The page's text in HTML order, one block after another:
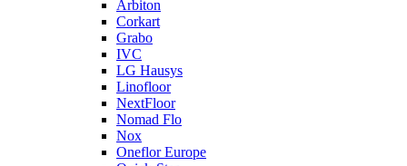
Arbiton
Corkart
Grabo
IVC
LG Hausys
Linofloor
NextFloor
Nomad Flo
Nox
Oneflor Europe